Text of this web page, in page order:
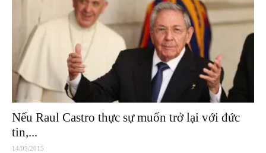
Nếu Raul Castro thực sự muốn trở lại với đức
tin,...
14/05/2015